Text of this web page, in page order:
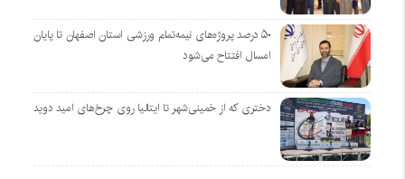
۵۰ درصد پروژه‌های نیمه‌تمام ورزشی استان اصفهان تا پایان
امسال افتتاح می‌شود
دختری که از خمینی‌شهر تا ایتالیا روی چرخ‌های امید دوید